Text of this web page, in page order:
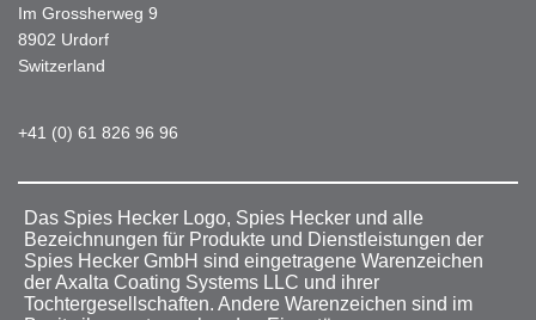
Im Grossherweg 9
8902 Urdorf
Switzerland
+41 (0) 61 826 96 96
Das Spies Hecker Logo, Spies Hecker und alle
Bezeichnungen für Produkte und Dienstleistungen der
Spies Hecker GmbH sind eingetragene Warenzeichen
der Axalta Coating Systems LLC und ihrer
Tochtergesellschaften. Andere Warenzeichen sind im